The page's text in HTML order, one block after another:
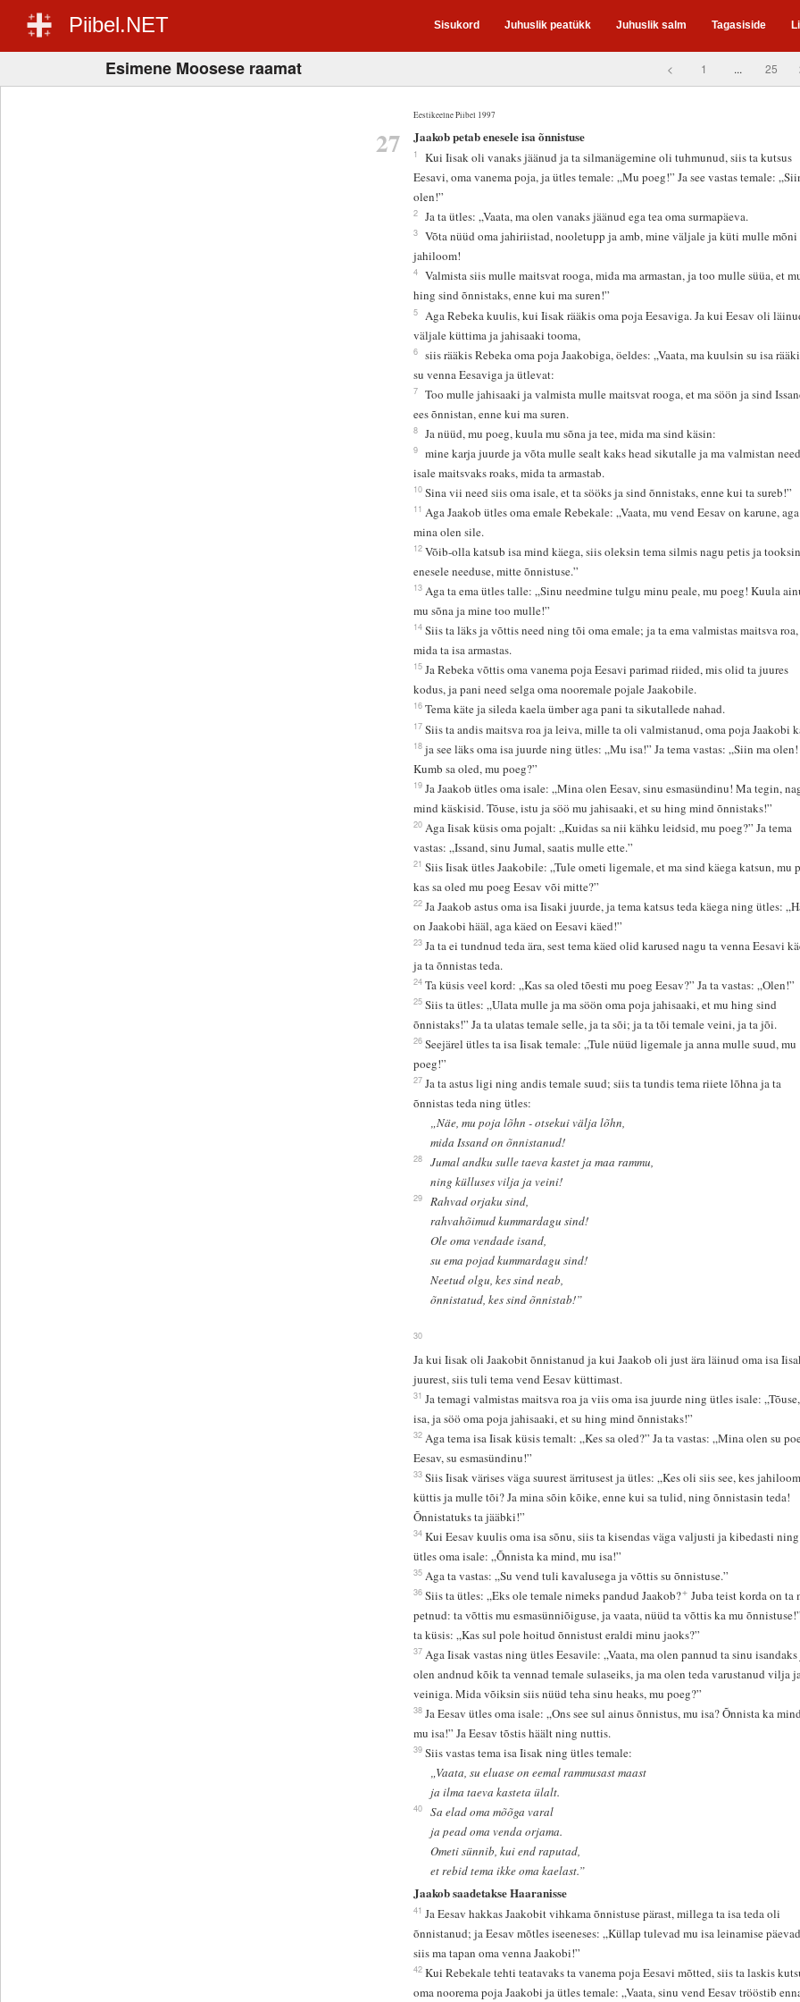
Piibel.NET Sisukord Juhuslik peatükk Juhuslik salm Tagasiside
Esimene Moosese raamat < 1 ... 25
Eestikeelne Piibel 1997
27 Jaakob petab enesele isa õnnistuse
1
Kui Iisak oli vanaks jäänud ja ta silmanägemine oli tuhmunud, siis ta kutsus
Eesavi, oma vanema poja, ja ütles temale: „Mu poeg!” Ja see vastas temale:
olen!”
2 Ja ta ütles: „Vaata, ma olen vanaks jäänud ega tea oma surmapäeva.
3
Võta nüüd oma jahiriistad, nooletupp ja amb, mine väljale ja küti mulle mõni
jahiloom!
4
Valmista siis mulle maitsvat rooga, mida ma armastan, ja too mulle süüa, et
hing sind õnnistaks, enne kui ma suren!”
5
Aga Rebeka kuulis, kui Iisak rääkis oma poja Eesaviga. Ja kui Eesav oli
väljale küttima ja jahisaaki tooma,
6
siis rääkis Rebeka oma poja Jaakobiga, öeldes: „Vaata, ma kuulsin su isa
su venna Eesaviga ja ütlevat:
7
Too mulle jahisaaki ja valmista mulle maitsvat rooga, et ma söön ja sind
ees õnnistan, enne kui ma suren.
8 Ja nüüd, mu poeg, kuula mu sõna ja tee, mida ma sind käsin:
9
mine karja juurde ja võta mulle sealt kaks head sikutalle ja ma valmistan
isale maitsvaks roaks, mida ta armastab.
10 Sina vii need siis oma isale, et ta sööks ja sind õnnistaks, enne kui ta sureb!”
11 Aga Jaakob ütles oma emale Rebekale: „Vaata, mu vend Eesav on karune, aga
mina olen sile.
12 Võib-olla katsub isa mind käega, siis oleksin tema silmis nagu petis ja tooksin
enesele needuse, mitte õnnistuse.”
13 Aga ta ema ütles talle: „Sinu needmine tulgu minu peale, mu poeg! Kuula
mu sõna ja mine too mulle!”
14 Siis ta läks ja võttis need ning tõi oma emale; ja ta ema valmistas maitsva roa,
mida ta isa armastas.
15 Ja Rebeka võttis oma vanema poja Eesavi parimad riided, mis olid ta juures
kodus, ja pani need selga oma nooremale pojale Jaakobile.
16 Tema käte ja sileda kaela ümber aga pani ta sikutallede nahad.
17 Siis ta andis maitsva roa ja leiva, mille ta oli valmistanud, oma poja Jaakobi
18 ja see läks oma isa juurde ning ütles: „Mu isa!” Ja tema vastas: „Siin ma olen!
Kumb sa oled, mu poeg?”
19 Ja Jaakob ütles oma isale: „Mina olen Eesav, sinu esmasündinu! Ma tegin,
mind käskisid. Tõuse, istu ja söö mu jahisaaki, et su hing mind õnnistaks!”
20 Aga Iisak küsis oma pojalt: „Kuidas sa nii kähku leidsid, mu poeg?” Ja tema
vastas: „Issand, sinu Jumal, saatis mulle ette.”
21 Siis Iisak ütles Jaakobile: „Tule ometi ligemale, et ma sind käega katsun, mu
kas sa oled mu poeg Eesav või mitte?”
22 Ja Jaakob astus oma isa Iisaki juurde, ja tema katsus teda käega ning ütles:
on Jaakobi hääl, aga käed on Eesavi käed!”
23 Ja ta ei tundnud teda ära, sest tema käed olid karused nagu ta venna Eesavi
ja ta õnnistas teda.
24 Ta küsis veel kord: „Kas sa oled tõesti mu poeg Eesav?” Ja ta vastas: „Olen!”
25 Siis ta ütles: „Ulata mulle ja ma söön oma poja jahisaaki, et mu hing sind
õnnistaks!” Ja ta ulatas temale selle, ja ta sõi; ja ta tõi temale veini, ja ta jõi.
26 Seejärel ütles ta isa Iisak temale: „Tule nüüd ligemale ja anna mulle suud, mu
poeg!”
27 Ja ta astus ligi ning andis temale suud; siis ta tundis tema riiete lõhna ja ta
õnnistas teda ning ütles:
„Näe, mu poja lõhn - otsekui välja lõhn,
mida Issand on õnnistanud!
28
Jumal andku sulle taeva kastet ja maa rammu,
ning külluses vilja ja veini!
29
Rahvad orjaku sind,
rahvahõimud kummardagu sind!
Ole oma vendade isand,
su ema pojad kummardagu sind!
Neetud olgu, kes sind neab,
õnnistatud, kes sind õnnistab!”
30
Ja kui Iisak oli Jaakobit õnnistanud ja kui Jaakob oli just ära läinud oma isa
juurest, siis tuli tema vend Eesav küttimast.
31 Ja temagi valmistas maitsva roa ja viis oma isa juurde ning ütles isale:
isa, ja söö oma poja jahisaaki, et su hing mind õnnistaks!”
32 Aga tema isa Iisak küsis temalt: „Kes sa oled?” Ja ta vastas: „Mina olen su
Eesav, su esmasündinu!”
33 Siis Iisak värises väga suurest ärritusest ja ütles: „Kes oli siis see, kes
küttis ja mulle tõi? Ja mina sõin kõike, enne kui sa tulid, ning õnnistasin teda!
Õnnistatuks ta jääbki!”
34 Kui Eesav kuulis oma isa sõnu, siis ta kisendas väga valjusti ja kibedasti ning
ütles oma isale: „Õnnista ka mind, mu isa!”
35 Aga ta vastas: „Su vend tuli kavalusega ja võttis su õnnistuse.”
36 Siis ta ütles: „Eks ole temale nimeks pandud Jaakob?+Juba teist korda on ta
petnud: ta võttis mu esmasünniõiguse, ja vaata, nüüd ta võttis ka mu
ta küsis: „Kas sul pole hoitud õnnistust eraldi minu jaoks?”
37 Aga Iisak vastas ning ütles Eesavile: „Vaata, ma olen pannud ta sinu isandaks
olen andnud kõik ta vennad temale sulaseiks, ja ma olen teda varustanud vilja
veiniga. Mida võiksin siis nüüd teha sinu heaks, mu poeg?”
38 Ja Eesav ütles oma isale: „Ons see sul ainus õnnistus, mu isa? Õnnista ka
mu isa!” Ja Eesav tõstis häält ning nuttis.
39 Siis vastas tema isa Iisak ning ütles temale:
„Vaata, su eluase on eemal rammusast maast
ja ilma taeva kasteta ülalt.
40
Sa elad oma mõõga varal
ja pead oma venda orjama.
Ometi sünnib, kui end raputad,
et rebid tema ikke oma kaelast.”
Jaakob saadetakse Haaranisse
41 Ja Eesav hakkas Jaakobit vihkama õnnistuse pärast, millega ta isa teda oli
õnnistanud; ja Eesav mõtles iseeneses: „Küllap tulevad mu isa leinamise
siis ma tapan oma venna Jaakobi!”
42 Kui Rebekale tehti teatavaks ta vanema poja Eesavi mõtted, siis ta laskis
oma noorema poja Jaakobi ja ütles temale: „Vaata, sinu vend Eesav trööstib